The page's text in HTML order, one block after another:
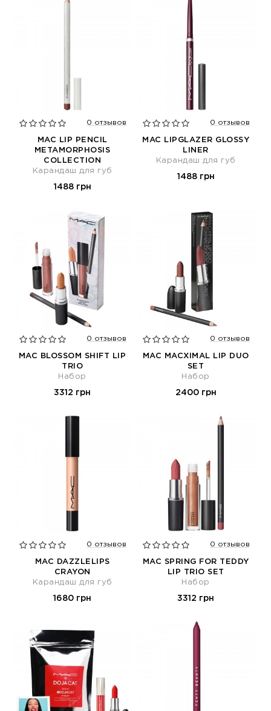
0 отзывов
MAC LIP PENCIL
METAMORPHOSIS
COLLECTION
Карандаш для губ
1488 грн
0 отзывов
MAC LIPGLAZER GLOSSY
LINER
Карандаш для губ
1488 грн
0 отзывов
MAC BLOSSOM SHIFT LIP
TRIO
Набор
3312 грн
0 отзывов
MAC MACXIMAL LIP DUO
SET
Набор
2400 грн
0 отзывов
MAC DAZZLELIPS
CRAYON
Карандаш для губ
1680 грн
0 отзывов
MAC SPRING FOR TEDDY
LIP TRIO SET
Набор
3312 грн